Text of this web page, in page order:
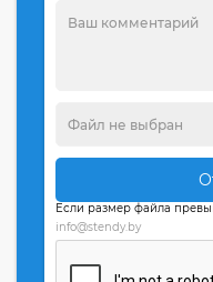
Если размер файла
info@stendy.by